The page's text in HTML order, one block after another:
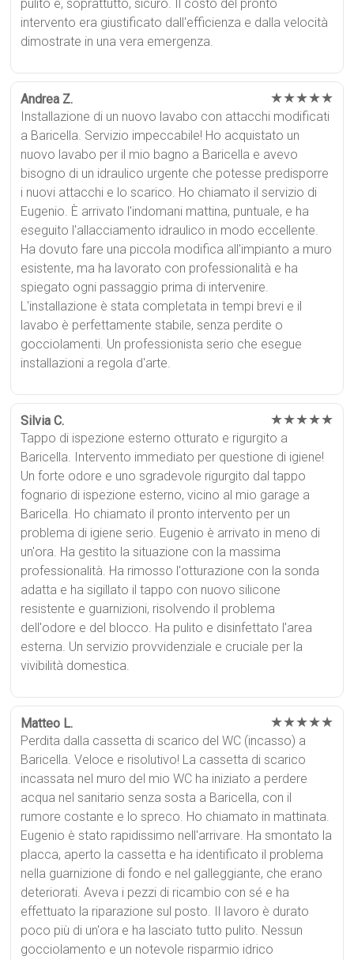
pulito e, soprattutto, sicuro. Il costo del pronto
intervento era giustificato dall'efficienza e dalla velocità
dimostrate in una vera emergenza.
Andrea Z. ★★★★★
Installazione di un nuovo lavabo con attacchi modificati
a Baricella. Servizio impeccabile! Ho acquistato un
nuovo lavabo per il mio bagno a Baricella e avevo
bisogno di un idraulico urgente che potesse predisporre
i nuovi attacchi e lo scarico. Ho chiamato il servizio di
Eugenio. È arrivato l'indomani mattina, puntuale, e ha
eseguito l'allacciamento idraulico in modo eccellente.
Ha dovuto fare una piccola modifica all'impianto a muro
esistente, ma ha lavorato con professionalità e ha
spiegato ogni passaggio prima di intervenire.
L'installazione è stata completata in tempi brevi e il
lavabo è perfettamente stabile, senza perdite o
gocciolamenti. Un professionista serio che esegue
installazioni a regola d'arte.
Silvia C. ★★★★★
Tappo di ispezione esterno otturato e rigurgito a
Baricella. Intervento immediato per questione di igiene!
Un forte odore e uno sgradevole rigurgito dal tappo
fognario di ispezione esterno, vicino al mio garage a
Baricella. Ho chiamato il pronto intervento per un
problema di igiene serio. Eugenio è arrivato in meno di
un'ora. Ha gestito la situazione con la massima
professionalità. Ha rimosso l'otturazione con la sonda
adatta e ha sigillato il tappo con nuovo silicone
resistente e guarnizioni, risolvendo il problema
dell'odore e del blocco. Ha pulito e disinfettato l'area
esterna. Un servizio provvidenziale e cruciale per la
vivibilità domestica.
Matteo L. ★★★★★
Perdita dalla cassetta di scarico del WC (incasso) a
Baricella. Veloce e risolutivo! La cassetta di scarico
incassata nel muro del mio WC ha iniziato a perdere
acqua nel sanitario senza sosta a Baricella, con il
rumore costante e lo spreco. Ho chiamato in mattinata.
Eugenio è stato rapidissimo nell'arrivare. Ha smontato la
placca, aperto la cassetta e ha identificato il problema
nella guarnizione di fondo e nel galleggiante, che erano
deteriorati. Aveva i pezzi di ricambio con sé e ha
effettuato la riparazione sul posto. Il lavoro è durato
poco più di un'ora e ha lasciato tutto pulito. Nessun
gocciolamento e un notevole risparmio idrico